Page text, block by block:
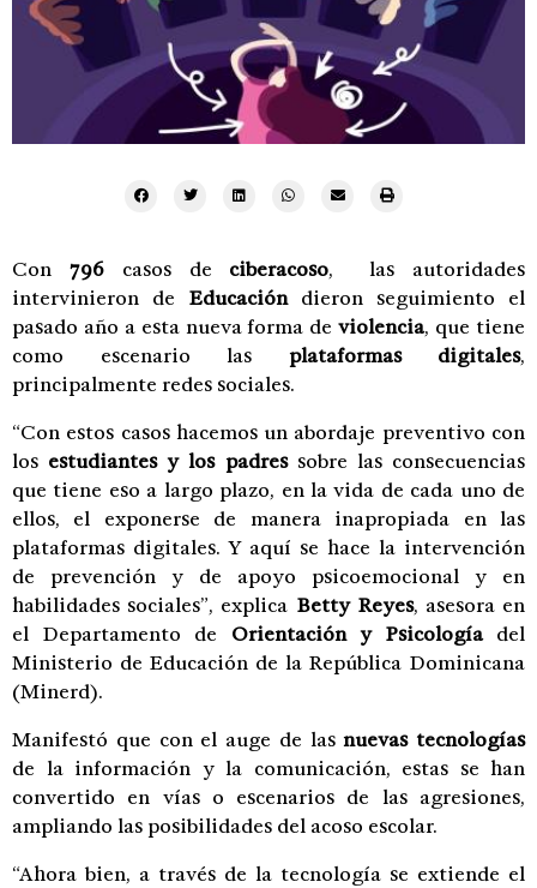
Con 796casos de ciberacoso, las autoridades
intervinieron de Educacióndieron seguimiento el
pasado año a esta nueva forma deviolencia, que tiene
como escenario las plataformas digitales,
principalmente redes sociales.
“Con estos casos hacemos un abordaje preventivo con
los estudiantes y los padressobre las consecuencias
que tiene eso a largo plazo, en la vida de cada uno de
ellos, el exponerse de manera inapropiada en las
plataformas digitales. Y aquí se hace la intervención
de prevención y de apoyo psicoemocional y en
habilidades sociales”, explica Betty Reyes, asesora en
el Departamento de Orientación y Psicología del
Ministerio de Educación de la República Dominicana
(Minerd).
Manifestó que con el auge de lasnuevas tecnologías
de la información y la comunicación, estas se han
convertido en vías o escenarios de las agresiones,
ampliando las posibilidades del acoso escolar.
“Ahora bien, a través de la tecnología se extiende el